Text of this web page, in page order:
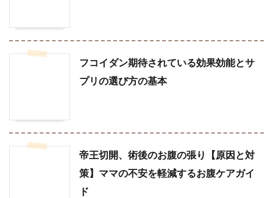
フコイダン期待されている効果効能とサ
プリの選び方の基本
帝王切開、術後のお腹の張り【原因と対
策】ママの不安を軽減するお腹ケアガイ
ド